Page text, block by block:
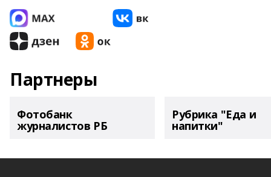
Партнеры
Фотобанк
журналистов РБ
Рубрика "Еда и
напитки"